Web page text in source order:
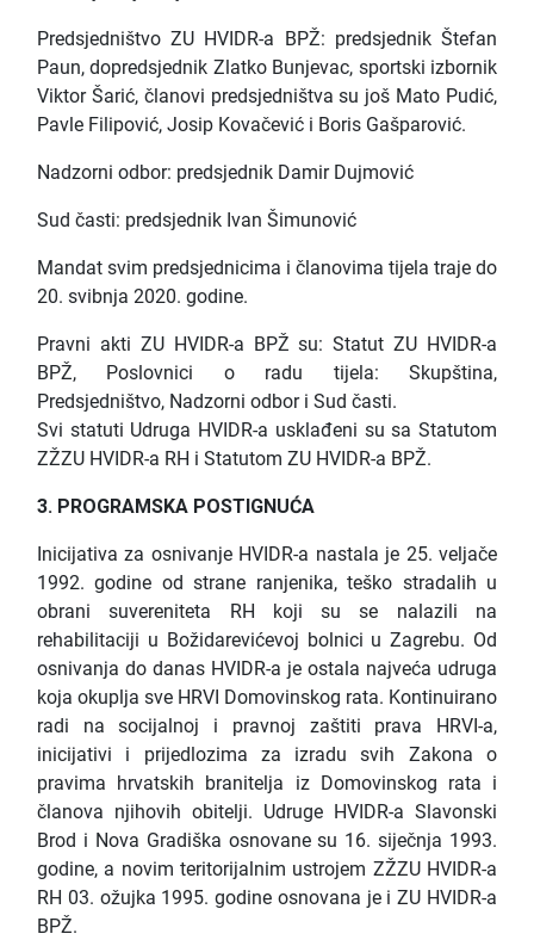
Predsjedništvo ZU HVIDR-a BPŽ: predsjednik Štefan
Paun, dopredsjednik Zlatko Bunjevac, sportski izbornik
Viktor Šarić, članovi predsjedništva su još Mato Pudić,
Pavle Filipović, Josip Kovačević i Boris Gašparović.
Nadzorni odbor: predsjednik Damir Dujmović
Sud časti: predsjednik Ivan Šimunović
Mandat svim predsjednicima i članovima tijela traje do
20. svibnja 2020. godine.
Pravni akti ZU HVIDR-a BPŽ su: Statut ZU HVIDR-a
BPŽ, Poslovnici o radu tijela: Skupština,
Predsjedništvo, Nadzorni odbor i Sud časti.
Svi statuti Udruga HVIDR-a usklađeni su sa Statutom
ZŽZU HVIDR-a RH i Statutom ZU HVIDR-a BPŽ.
3. PROGRAMSKA POSTIGNUĆA
Inicijativa za osnivanje HVIDR-a nastala je 25. veljače
1992. godine od strane ranjenika, teško stradalih u
obrani suvereniteta RH koji su se nalazili na
rehabilitaciji u Božidarevićevoj bolnici u Zagrebu. Od
osnivanja do danas HVIDR-a je ostala najveća udruga
koja okuplja sve HRVI Domovinskog rata. Kontinuirano
radi na socijalnoj i pravnoj zaštiti prava HRVI-a,
inicijativi i prijedlozima za izradu svih Zakona o
pravima hrvatskih branitelja iz Domovinskog rata i
članova njihovih obitelji. Udruge HVIDR-a Slavonski
Brod i Nova Gradiška osnovane su 16. siječnja 1993.
godine, a novim teritorijalnim ustrojem ZŽZU HVIDR-a
RH 03. ožujka 1995. godine osnovana je i ZU HVIDR-a
BPŽ.